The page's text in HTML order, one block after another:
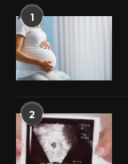
1
2